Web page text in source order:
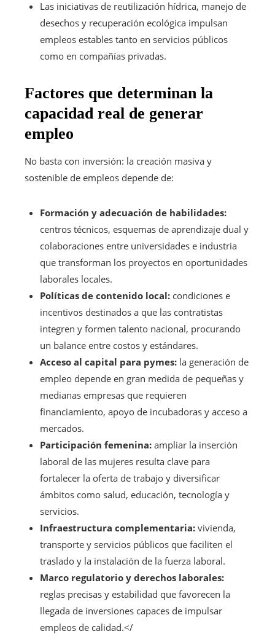
Las iniciativas de reutilización hídrica, manejo de
desechos y recuperación ecológica impulsan
empleos estables tanto en servicios públicos
como en compañías privadas.
Factores que determinan la
capacidad real de generar
empleo
No basta con inversión: la creación masiva y
sostenible de empleos depende de:
Formación y adecuación de habilidades:
centros técnicos, esquemas de aprendizaje dual y
colaboraciones entre universidades e industria
que transforman los proyectos en oportunidades
laborales locales.
Políticas de contenido local: condiciones e
incentivos destinados a que las contratistas
integren y formen talento nacional, procurando
un balance entre costos y estándares.
Acceso al capital para pymes: la generación de
empleo depende en gran medida de pequeñas y
medianas empresas que requieren
financiamiento, apoyo de incubadoras y acceso a
mercados.
Participación femenina: ampliar la inserción
laboral de las mujeres resulta clave para
fortalecer la oferta de trabajo y diversificar
ámbitos como salud, educación, tecnología y
servicios.
Infraestructura complementaria: vivienda,
transporte y servicios públicos que faciliten el
traslado y la instalación de la fuerza laboral.
Marco regulatorio y derechos laborales:
reglas precisas y estabilidad que favorecen la
llegada de inversiones capaces de impulsar
empleos de calidad.</